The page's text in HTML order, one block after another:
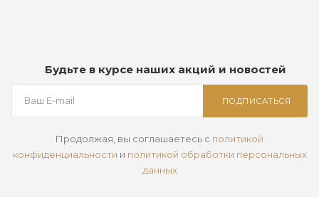
Будьте в курсе наших акций и новостей
ПОДПИСАТЬСЯ
Продолжая, вы соглашаетесь с политикой
конфиденциальности и политикой обработки персональных
данных